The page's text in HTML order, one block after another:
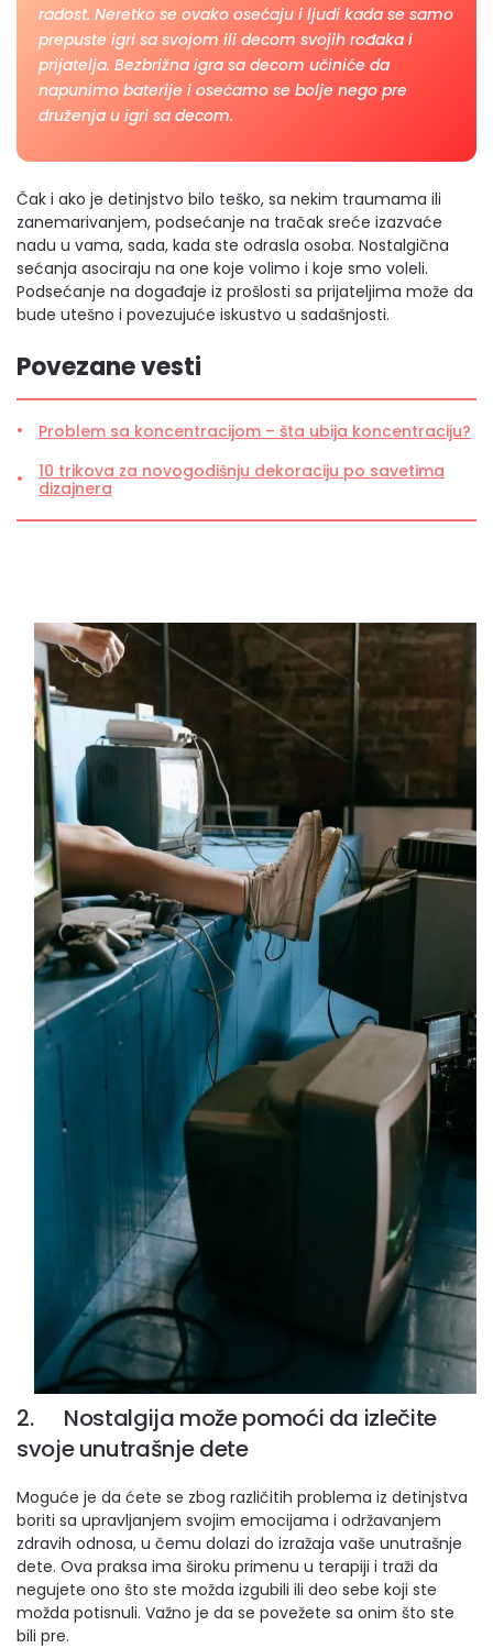
radost. Neretko se ovako osećaju i ljudi kada se samo
prepuste igri sa svojom ili decom svojih rođaka i
prijatelja. Bezbrižna igra sa decom učiniće da
napunimo baterije i osećamo se bolje nego pre
druženja u igri sa decom.
Čak i ako je detinjstvo bilo teško, sa nekim traumama ili
zanemarivanjem, podsećanje na tračak sreće izazvaće
nadu u vama, sada, kada ste odrasla osoba. Nostalgična
sećanja asociraju na one koje volimo i koje smo voleli.
Podsećanje na događaje iz prošlosti sa prijateljima može da
bude utešno i povezujuće iskustvo u sadašnjosti.
Povezane vesti
Problem sa koncentracijom – šta ubija koncentraciju?
10 trikova za novogodišnju dekoraciju po savetima
dizajnera
2. Nostalgija može pomoći da izlečite
svoje unutrašnje dete
Moguće je da ćete se zbog različitih problema iz detinjstva
boriti sa upravljanjem svojim emocijama i održavanjem
zdravih odnosa, u čemu dolazi do izražaja vaše unutrašnje
dete. Ova praksa ima široku primenu u terapiji i traži da
negujete ono što ste možda izgubili ili deo sebe koji ste
možda potisnuli. Važno je da se povežete sa onim što ste
bili pre.